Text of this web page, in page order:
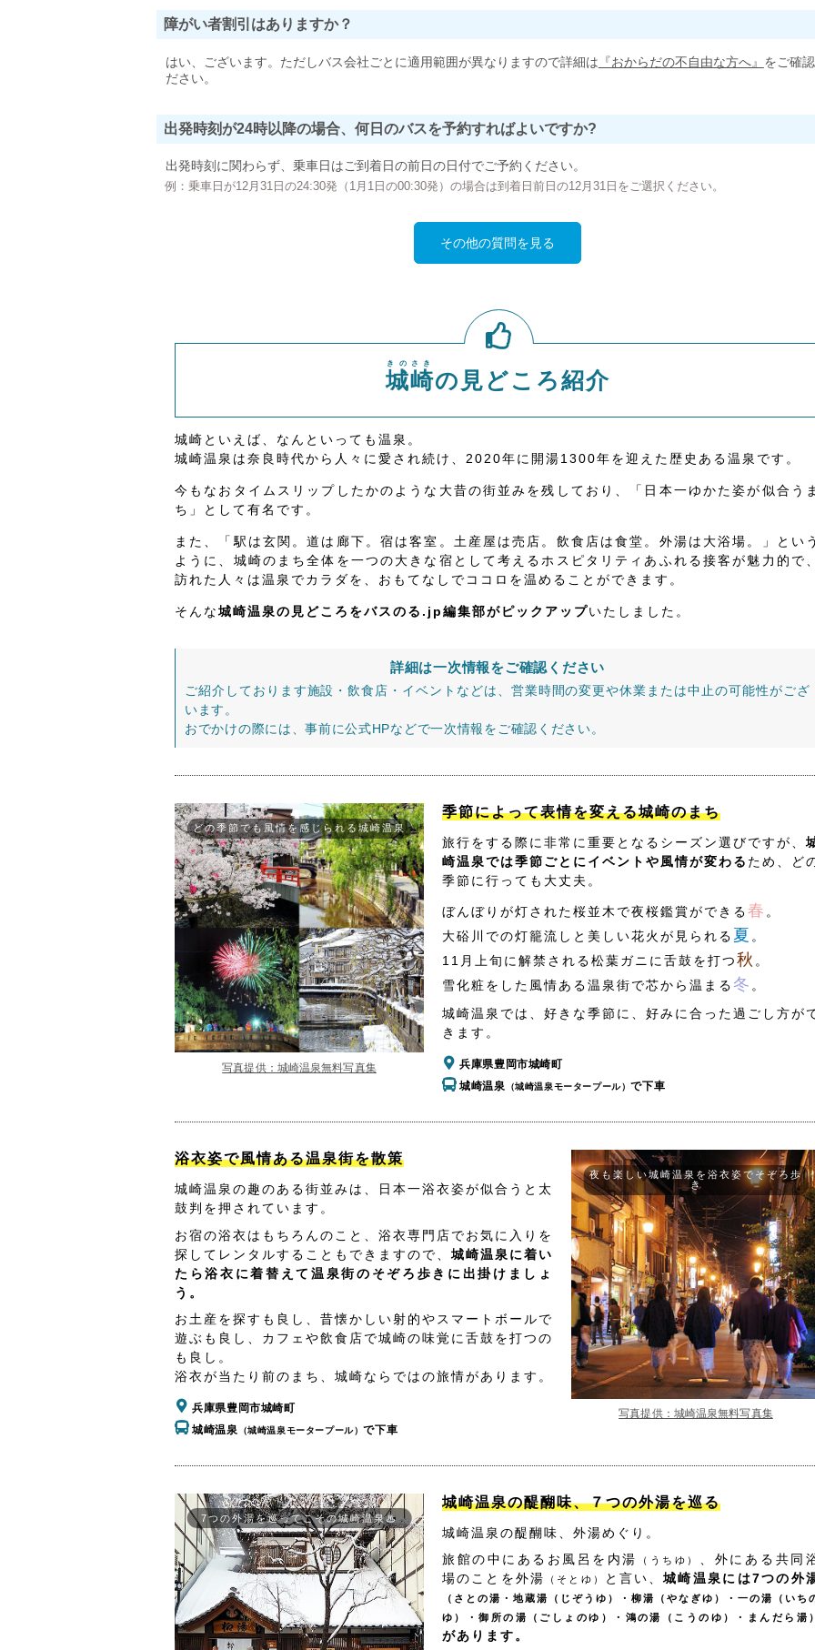
障がい者割引はありますか？
はい、ございます。ただしバス会社ごとに適用範囲が異なりますので詳細は 『おからだの不自由な方へ』 をご確
ださい。
出発時刻が24時以降の場合、何日のバスを予約すればよいですか?
出発時刻に関わらず、乗車日はご到着日の前日の日付でご予約ください。
例：乗車日が12月31日の24:30発（1月1日の00:30発）の場合は到着日前日の12月31日をご選択ください。
その他の質問を見る
城崎
きのさき
の見どころ紹介
城崎といえば、なんといっても温泉。
城崎温泉は奈良時代から人々に愛され続け、2020年に開湯1300年を迎えた歴史ある温泉です。
今もなおタイムスリップしたかのような大昔の街並みを残しており、「日本一ゆかた姿が似合う
ち」として有名です。
また、「駅は玄関。道は廊下。宿は客室。土産屋は売店。飲食店は食堂。外湯は大浴場。」とい
ように、城崎のまち全体を一つの大きな宿として考えるホスピタリティあふれる接客が魅力的で
訪れた人々は温泉でカラダを、おもてなしでココロを温めることができます。
そんな城崎温泉の見どころをバスのる.jp編集部がピックアップいたしました。
詳細は一次情報をご確認ください
ご紹介しております施設・飲食店・イベントなどは、営業時間の変更や休業または中止の可能性がござ
います。
おでかけの際には、事前に公式HPなどで一次情報をご確認ください。
どの季節でも風情を感じられる城崎温泉
写真提供：城崎温泉無料写真集
季節によって表情を変える城崎のまち
旅行をする際に非常に重要となるシーズン選びですが、
崎温泉では季節ごとにイベントや風情が変わる ため、ど
季節に行っても大丈夫。
ぼんぼりが灯された桜並木で夜桜鑑賞ができる春 。
大硲川での灯籠流しと美しい花火が見られる 夏 。
11月上旬に解禁される松葉ガニに舌鼓を打つ秋 。
雪化粧をした風情ある温泉街で芯から温まる冬 。
城崎温泉では、好きな季節に、好みに合った過ごし方が
きます。
兵庫県豊岡市城崎町
城崎温泉 （城崎温泉モータープール）で下車
浴衣姿で風情ある温泉街を散策
城崎温泉の趣のある街並みは、日本一浴衣姿が似合うと太
鼓判を押されています。
お宿の浴衣はもちろんのこと、浴衣専門店でお気に入りを
探してレンタルすることもできますので、 城崎温泉に着い
たら浴衣に着替えて温泉街のそぞろ歩きに出掛けましょ
う。
お土産を探すも良し、昔懐かしい射的やスマートボールで
遊ぶも良し、カフェや飲食店で城崎の味覚に舌鼓を打つの
も良し。
浴衣が当たり前のまち、城崎ならではの旅情があります。
兵庫県豊岡市城崎町
城崎温泉 （城崎温泉モータープール）で下車
夜も楽しい城崎温泉を浴衣姿でそぞろ歩
き
写真提供：城崎温泉無料写真集
7つの外湯を巡ってこその城崎温泉♨
城崎温泉の醍醐味、７つの外湯を巡る
城崎温泉の醍醐味、外湯めぐり。
旅館の中にあるお風呂を内湯
（うちゆ） 、外にある共同
場のことを外湯
（そとゆ） と言い、 城崎温泉には7つの外
（さとの湯・地蔵湯（じぞうゆ）・柳湯（やなぎゆ）・一の湯（いち
ゆ）・御所の湯（ごしょのゆ）・鴻の湯（こうのゆ）・まんだら湯
があります。